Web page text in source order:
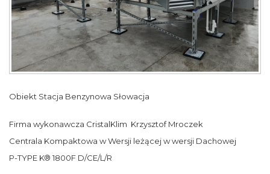
Obiekt Stacja Benzynowa Słowacja
Firma wykonawcza CristalKlim Krzysztof Mroczek
Centrala Kompaktowa w Wersji leżącej w wersji Dachowej
P-TYPE K® 1800F D/CE/L/R